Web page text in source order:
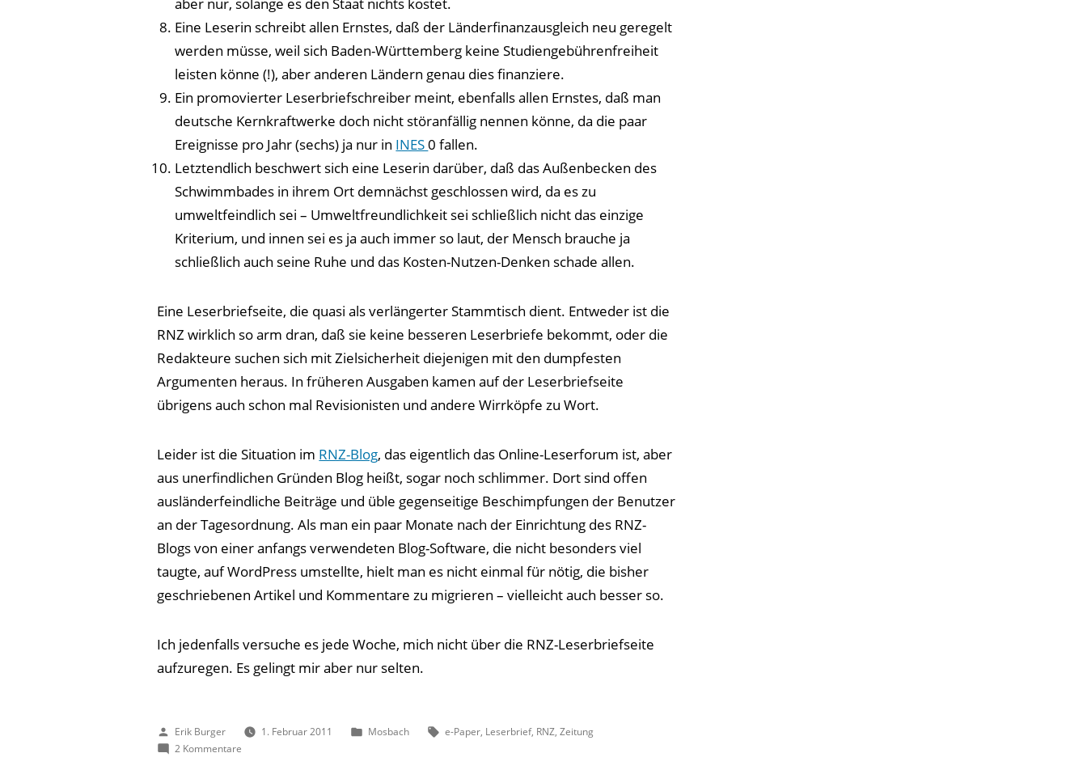
Eine Leserin schreibt allen Ernstes, daß der Länderfinanzausgleich neu geregelt
werden müsse, weil sich Baden-Württemberg keine Studiengebührenfreiheit
leisten könne (!), aber anderen Ländern genau dies finanziere.
Ein promovierter Leserbriefschreiber meint, ebenfalls allen Ernstes, daß man
deutsche Kernkraftwerke doch nicht störanfällig nennen könne, da die paar
Ereignisse pro Jahr (sechs) ja nur in INES0 fallen.
Letztendlich beschwert sich eine Leserin darüber, daß das Außenbecken des
Schwimmbades in ihrem Ort demnächst geschlossen wird, da es zu
umweltfeindlich sei – Umweltfreundlichkeit sei schließlich nicht das einzige
Kriterium, und innen sei es ja auch immer so laut, der Mensch brauche ja
schließlich auch seine Ruhe und das Kosten-Nutzen-Denken schade allen.
Eine Leserbriefseite, die quasi als verlängerter Stammtisch dient. Entweder ist die
RNZ wirklich so arm dran, daß sie keine besseren Leserbriefe bekommt, oder die
Redakteure suchen sich mit Zielsicherheit diejenigen mit den dumpfesten
Argumenten heraus. In früheren Ausgaben kamen auf der Leserbriefseite
übrigens auch schon mal Revisionisten und andere Wirrköpfe zu Wort.
Leider ist die Situation im RNZ-Blog, das eigentlich das Online-Leserforum ist, aber
aus unerfindlichen Gründen Blog heißt, sogar noch schlimmer. Dort sind offen
ausländerfeindliche Beiträge und üble gegenseitige Beschimpfungen der Benutzer
an der Tagesordnung. Als man ein paar Monate nach der Einrichtung des RNZ-
Blogs von einer anfangs verwendeten Blog-Software, die nicht besonders viel
taugte, auf WordPress umstellte, hielt man es nicht einmal für nötig, die bisher
geschriebenen Artikel und Kommentare zu migrieren – vielleicht auch besser so.
Ich jedenfalls versuche es jede Woche, mich nicht über die RNZ-Leserbriefseite
aufzuregen. Es gelingt mir aber nur selten.
Veröffentlicht
von
Erik Burger 1. Februar 2011
Veröffentlicht
Mosbach Schlagwörter:
e-Paper, Leserbrief, RNZ, Zeitung
2 Kommentare